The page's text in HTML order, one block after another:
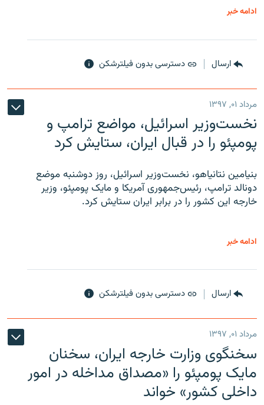
ادامه خبر
ارسال دسترسی بدون فیلترشکن
مرداد ۰۱, ۱۳۹۷
نخست‌وزیر اسرائیل، مواضع ترامپ و
پومپئو را در قبال ایران، ستایش کرد
بنیامین نتانیاهو، نخست‌وزیر اسرائیل، روز دوشنبه موضع
دونالد ترامپ، رئیس‌جمهوری آمریکا و مایک پومپئو، وزیر
خارجه این کشور را در برابر ایران ستایش کرد.
ادامه خبر
ارسال دسترسی بدون فیلترشکن
مرداد ۰۱, ۱۳۹۷
سخنگوی وزارت خارجه ایران، سخنان
مایک پومپئو را «مصداق مداخله در امور
داخلی کشور» خواند